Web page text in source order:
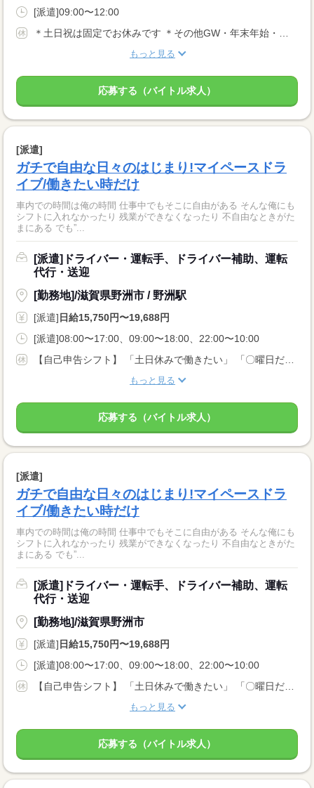
[派遣]09:00〜12:00
もっと見る
応募する（バイトル求人）
[派遣]
ガチで自由な日々のはじまり!マイペースドラ
イブ/働きたい時だけ
車内での時間は俺の時間 仕事中でもそこに自由がある そんな俺にも
シフトに入れなかったり 残業ができなくなったり 不自由なときがた
まにある でも”...
[派遣]ドライバー・運転手、ドライバー補助、運転
代行・送迎
[勤務地]/滋賀県野洲市 / 野洲駅
[派遣] 日給15,750円〜19,688円
[派遣]08:00〜17:00、09:00〜18:00、22:00〜10:00
もっと見る
応募する（バイトル求人）
[派遣]
ガチで自由な日々のはじまり!マイペースドラ
イブ/働きたい時だけ
車内での時間は俺の時間 仕事中でもそこに自由がある そんな俺にも
シフトに入れなかったり 残業ができなくなったり 不自由なときがた
まにある でも”...
[派遣]ドライバー・運転手、ドライバー補助、運転
代行・送迎
[勤務地]/滋賀県野洲市
[派遣] 日給15,750円〜19,688円
[派遣]08:00〜17:00、09:00〜18:00、22:00〜10:00
もっと見る
応募する（バイトル求人）